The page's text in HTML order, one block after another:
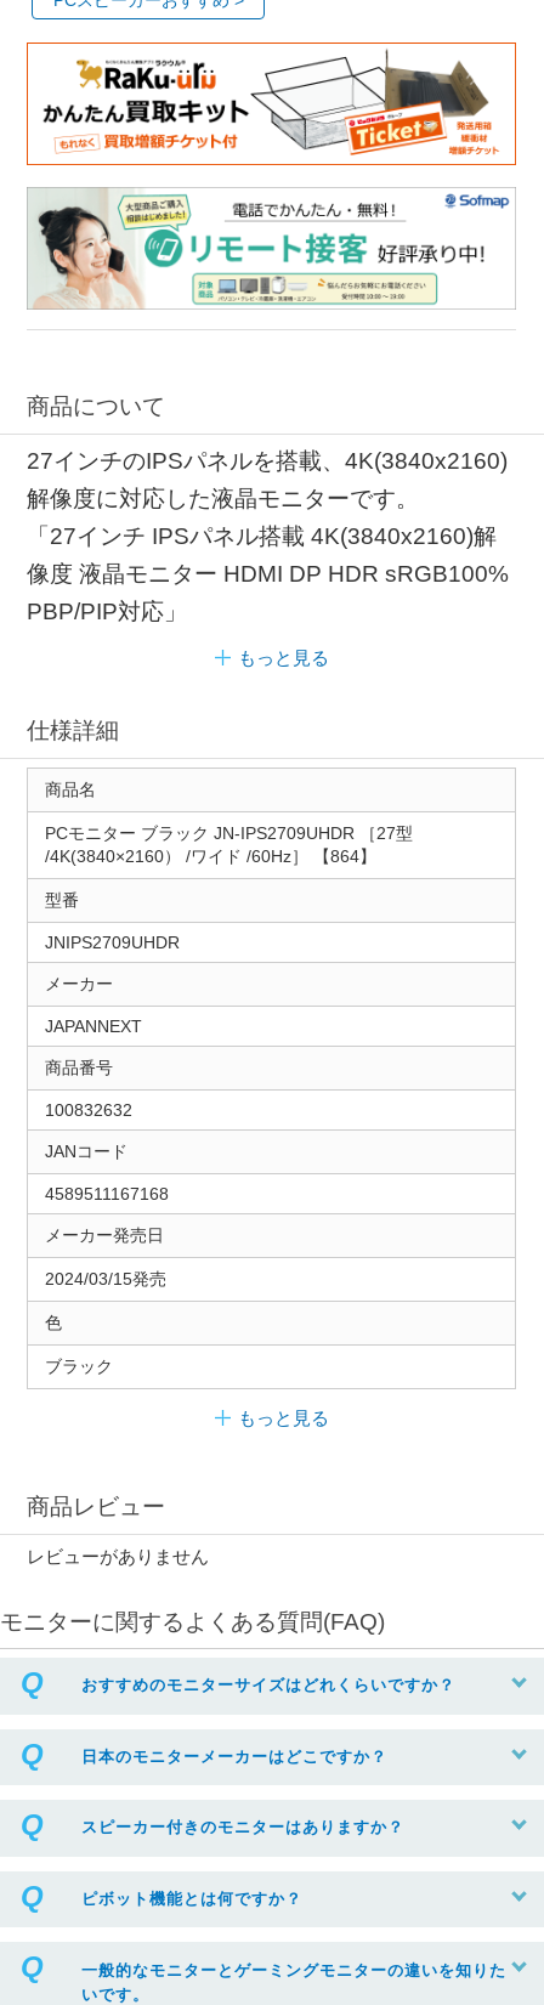
商品について
27インチのIPSパネルを搭載、4K(3840x2160)
解像度に対応した液晶モニターです。
「27インチ IPSパネル搭載 4K(3840x2160)解
像度 液晶モニター HDMI DP HDR sRGB100%
PBP/PIP対応」
もっと見る
仕様詳細
商品名
PCモニター ブラック JN-IPS2709UHDR ［27型
/4K(3840×2160） /ワイド /60Hz］ 【864】
型番
JNIPS2709UHDR
メーカー
JAPANNEXT
商品番号
100832632
JANコード
4589511167168
メーカー発売日
2024/03/15発売
色
ブラック
もっと見る
商品レビュー
レビューがありません
モニターに関するよくある質問(FAQ)
おすすめのモニターサイズはどれくらいですか？
日本のモニターメーカーはどこですか？
スピーカー付きのモニターはありますか？
ピボット機能とは何ですか？
一般的なモニターとゲーミングモニターの違いを知りた
いです。